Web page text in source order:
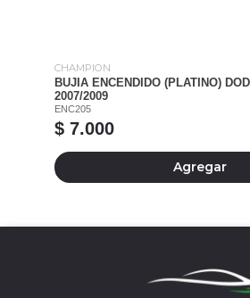
CHAMPION
BUJIA ENCENDIDO (PLATINO)
2007/2009
ENC205
$ 7.000
Agregar